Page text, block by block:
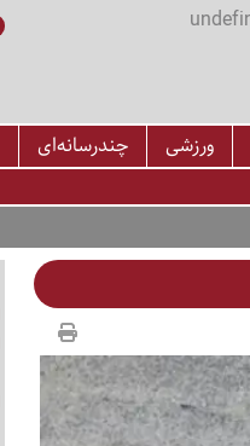
ورزشی چندرسانه‌ای